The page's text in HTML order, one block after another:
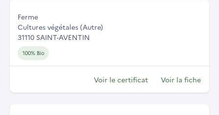
Ferme
Cultures végétales (Autre)
31110 SAINT-AVENTIN
100% Bio
Voir le certificat Voir la fiche